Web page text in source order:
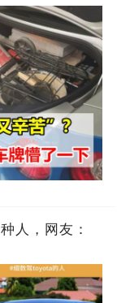
人，网友：